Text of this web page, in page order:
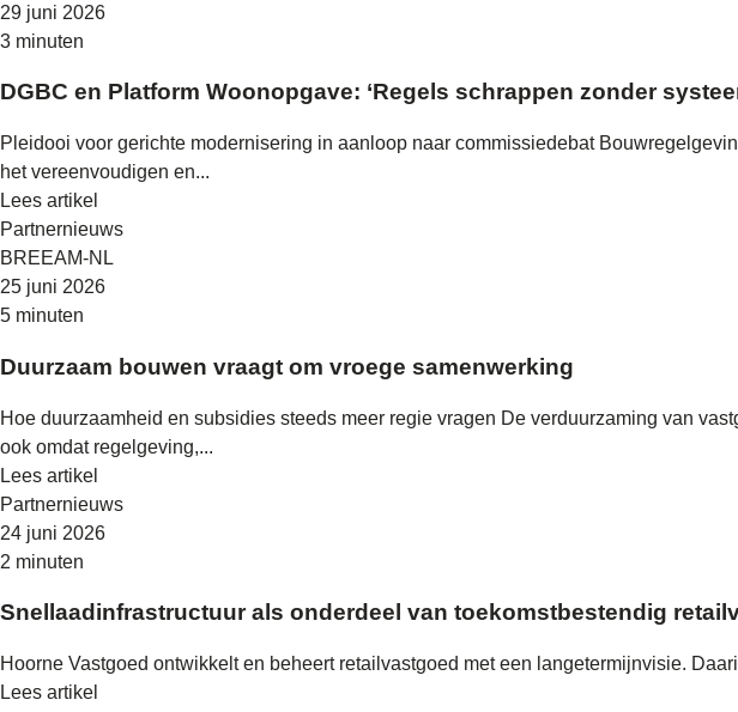
29 juni 2026
3 minuten
DGBC en Platform Woonopgave: ‘Regels schrappen zonder
Pleidooi voor gerichte modernisering in aanloop naar commissiedebat
het vereenvoudigen en...
Lees artikel
Partnernieuws
BREEAM-NL
25 juni 2026
5 minuten
Duurzaam bouwen vraagt om vroege samenwerking
Hoe duurzaamheid en subsidies steeds meer regie vragen De verduurzaming van
ook omdat regelgeving,...
Lees artikel
Partnernieuws
24 juni 2026
2 minuten
Snellaadinfrastructuur als onderdeel van toekomstbestendig
Hoorne Vastgoed ontwikkelt en beheert retailvastgoed met een langetermijnvisie.
Lees artikel